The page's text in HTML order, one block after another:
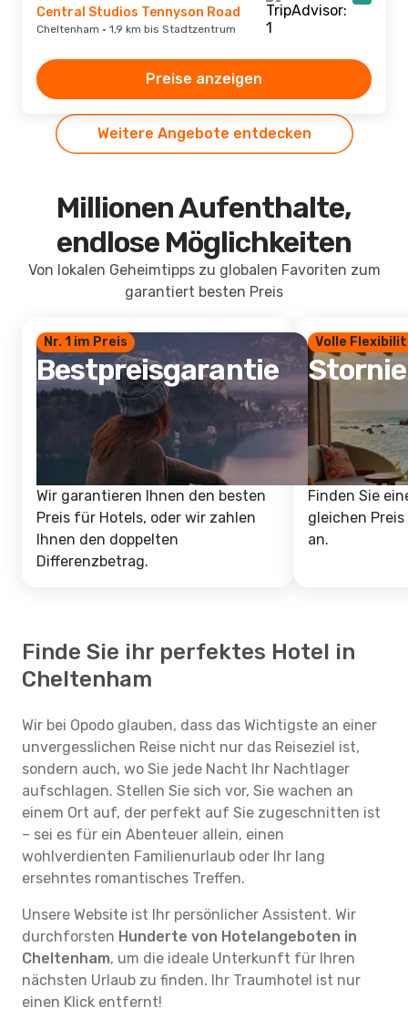
Central Studios Tennyson Road
Cheltenham · 1,9 km bis Stadtzentrum
Preise anzeigen
Weitere Angebote entdecken
Millionen Aufenthalte,
endlose Möglichkeiten
Von lokalen Geheimtipps zu globalen Favoriten zum
garantiert besten Preis
Nr. 1 im Preis
Bestpreisgarantie
Wir garantieren Ihnen den besten
Preis für Hotels, oder wir zahlen
Ihnen den doppelten
Differenzbetrag.
Volle
Finden Sie
gleichen
an.
Finde Sie ihr perfektes Hotel in
Cheltenham
Wir bei Opodo glauben, dass das Wichtigste an einer
unvergesslichen Reise nicht nur das Reiseziel ist,
sondern auch, wo Sie jede Nacht Ihr Nachtlager
aufschlagen. Stellen Sie sich vor, Sie wachen an
einem Ort auf, der perfekt auf Sie zugeschnitten ist
– sei es für ein Abenteuer allein, einen
wohlverdienten Familienurlaub oder Ihr lang
ersehntes romantisches Treffen.
Unsere Website ist Ihr persönlicher Assistent. Wir
durchforsten Hunderte von Hotelangeboten in
Cheltenham, um die ideale Unterkunft für Ihren
nächsten Urlaub zu finden. Ihr Traumhotel ist nur
einen Klick entfernt!